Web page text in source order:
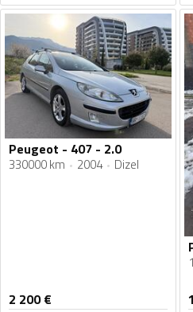
Peugeot - 407 - 2.0
330000 km 2004 Dizel
2 200€